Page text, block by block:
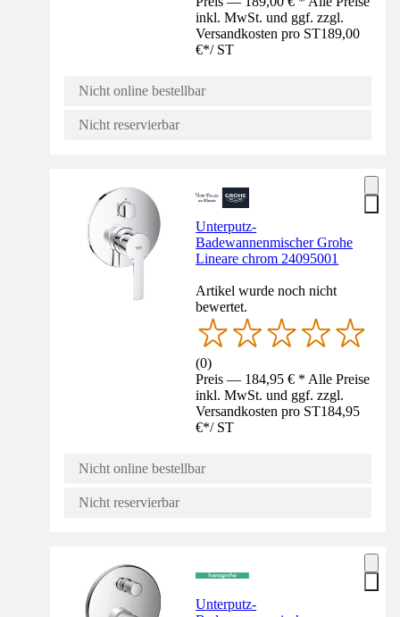
inkl. MwSt. und ggf. zzgl.
Versandkosten pro ST189,00
€*/ ST
Nicht online bestellbar
Nicht reservierbar
Unterputz-
Badewannenmischer Grohe
Lineare chrom 24095001
Artikel wurde noch nicht
bewertet.
(0)
Preis — 184,95 € * Alle Preise
inkl. MwSt. und ggf. zzgl.
Versandkosten pro ST184,95
€*/ ST
Nicht online bestellbar
Nicht reservierbar
Unterputz-